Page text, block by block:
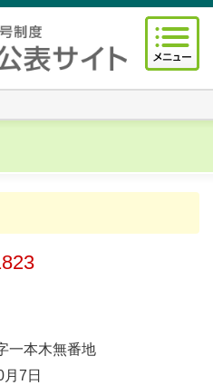
一本木無番地
7日